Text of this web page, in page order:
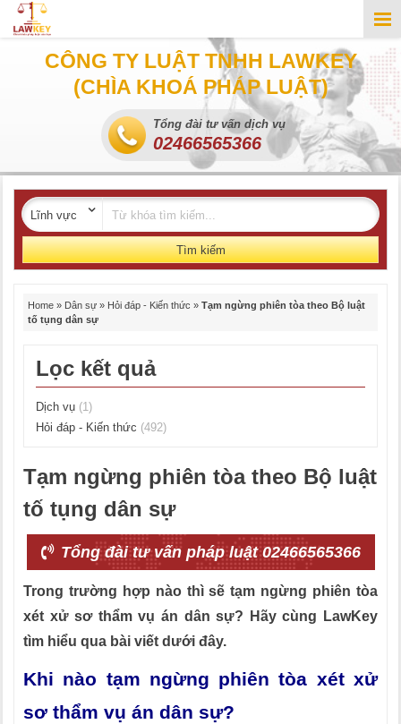
CÔNG TY LUẬT TNHH LAWKEY
(CHÌA KHOÁ PHÁP LUẬT)
Tổng đài tư vấn dịch vụ
02466565366
Tìm kiếm
Home » Dân sự » Hỏi đáp - Kiến thức » Tạm ngừng phiên tòa theo Bộ luật
tố tụng dân sự
Lọc kết quả
Dịch vụ (1)
Hỏi đáp - Kiến thức (492)
Tạm ngừng phiên tòa theo Bộ luật
tố tụng dân sự
Tổng đài tư vấn pháp luật 02466565366
Trong trường hợp nào thì sẽ tạm ngừng phiên tòa
xét xử sơ thẩm vụ án dân sự? Hãy cùng LawKey
tìm hiểu qua bài viết dưới đây.
Khi nào tạm ngừng phiên tòa xét xử
sơ thẩm vụ án dân sự?